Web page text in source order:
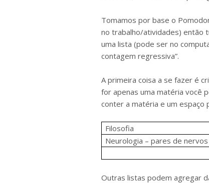
Tomamos por base o
no trabalho/atividades) então
uma lista (pode ser no
contagem regressiva”.
A primeira coisa a se fazer é
for apenas uma matéria você
conter a matéria e um espaço
Filosofia
Neurologia – pares de
Outras listas podem agregar